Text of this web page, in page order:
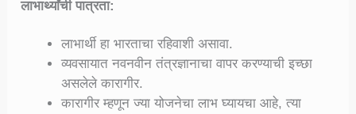
लाभार्थ्यांची पात्रता:
लाभार्थी हा भारताचा रहिवाशी असावा.
व्यवसायात नवनवीन तंत्रज्ञानाचा वापर करण्याची इच्छा
असलेले कारागीर.
कारागीर म्हणून ज्या योजनेचा लाभ घ्यायचा आहे, त्या